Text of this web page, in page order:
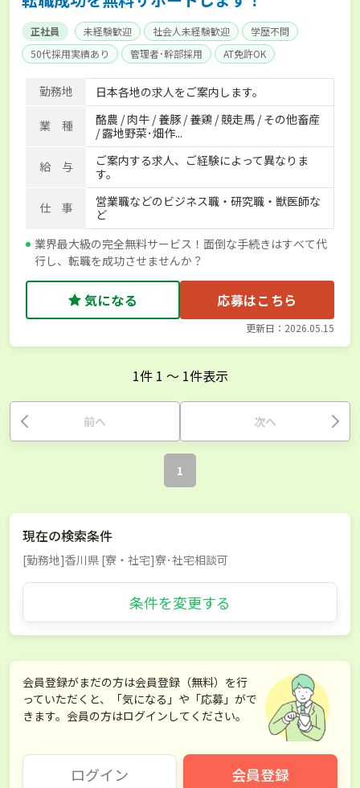
正社員 未経験歓迎 社会人未経験歓迎
学歴不問
50代採用実績あり
管理者･幹部採用
AT免許OK
家賃補助制度あり
食事補助あり
残業月20時間以内
賞与実績あり
年間休日100日以上
経験者優遇
独立支援可能
社会保険完備 単身寮あり
世帯寮あり
寮･社宅相談可
勤務地 日本各地の求人をご案内します。
業 種
酪農 / 肉牛 / 養豚 / 養鶏 / 競走馬 / その他畜産
/ 露地野菜･畑作...
給 与
ご案内する求人、ご経験によって異なりま
す。
仕 事
営業職などのビジネス職・研究職・獣医師な
ど
業界最大級の完全無料サービス！面倒な手続きはすべて代
行し、転職を成功させませんか？
気になる 応募はこちら
更新日：2026.05.15
1件 1 〜 1件表示
前へ 次へ
1
現在の検索条件
[勤務地]香川県 [寮・社宅]寮･社宅相談可
条件を変更する
会員登録がまだの方は会員登録（無料）を行
っていただくと、「気になる」や「応募」がで
きます。会員の方はログインしてください。
ログイン 会員登録